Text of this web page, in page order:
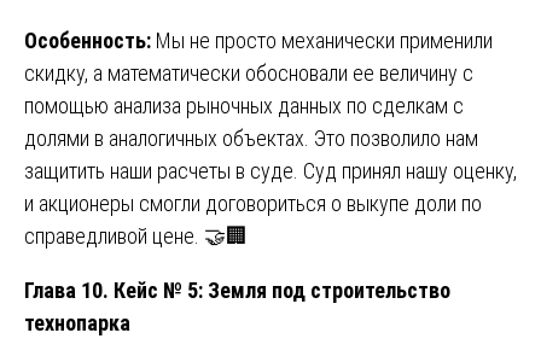
Особенность: Мы не просто механически применили
скидку, а математически обосновали ее величину с
помощью анализа рыночных данных по сделкам с
долями в аналогичных объектах. Это позволило нам
защитить наши расчеты в суде. Суд принял нашу оценку,
и акционеры смогли договориться о выкупе доли по
справедливой цене. 🤝🏢
Глава 10. Кейс № 5: Земля под строительство
технопарка